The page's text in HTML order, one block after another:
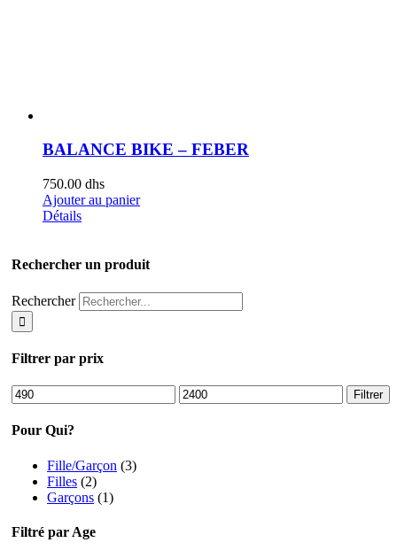
BALANCE BIKE – FEBER
750.00 dhs
Ajouter au panier
Détails
Rechercher un produit
Rechercher
Filtrer par prix
Filtrer
Pour Qui?
Fille/Garçon (3)
Filles (2)
Garçons (1)
Filtré par Age